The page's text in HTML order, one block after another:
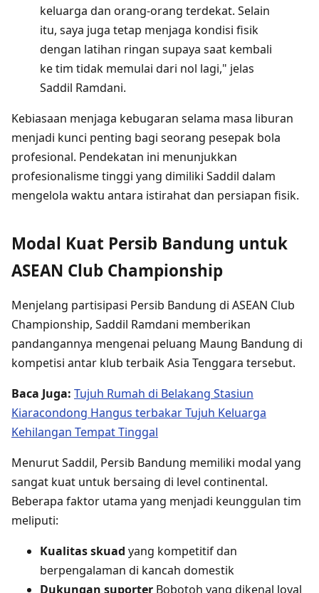
keluarga dan orang-orang terdekat. Selain
itu, saya juga tetap menjaga kondisi fisik
dengan latihan ringan supaya saat kembali
ke tim tidak memulai dari nol lagi," jelas
Saddil Ramdani.
Kebiasaan menjaga kebugaran selama masa liburan
menjadi kunci penting bagi seorang pesepak bola
profesional. Pendekatan ini menunjukkan
profesionalisme tinggi yang dimiliki Saddil dalam
mengelola waktu antara istirahat dan persiapan fisik.
Modal Kuat Persib Bandung untuk
ASEAN Club Championship
Menjelang partisipasi Persib Bandung di ASEAN Club
Championship, Saddil Ramdani memberikan
pandangannya mengenai peluang Maung Bandung di
kompetisi antar klub terbaik Asia Tenggara tersebut.
Baca Juga: Tujuh Rumah di Belakang Stasiun
Kiaracondong Hangus terbakar Tujuh Keluarga
Kehilangan Tempat Tinggal
Menurut Saddil, Persib Bandung memiliki modal yang
sangat kuat untuk bersaing di level continental.
Beberapa faktor utama yang menjadi keunggulan tim
meliputi:
Kualitas skuad yang kompetitif dan
berpengalaman di kancah domestik
Dukungan suporter Bobotoh yang dikenal loyal